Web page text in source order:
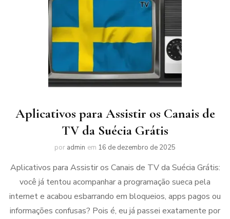
Aplicativos para Assistir os Canais de
TV da Suécia Grátis
por admin em 16 de dezembro de 2025
Aplicativos para Assistir os Canais de TV da Suécia Grátis:
você já tentou acompanhar a programação sueca pela
internet e acabou esbarrando em bloqueios, apps pagos ou
informações confusas? Pois é, eu já passei exatamente por